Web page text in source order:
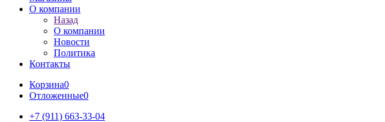
О компании
Назад
О компании
Новости
Политика
Контакты
Корзина0
Отложенные0
+7 (911) 663-33-04